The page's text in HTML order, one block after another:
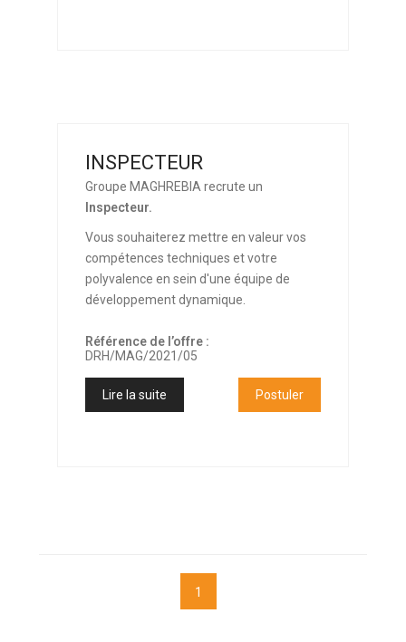
INSPECTEUR
Groupe MAGHREBIA recrute un
Inspecteur.
Vous souhaiterez mettre en valeur vos
compétences techniques et votre
polyvalence en sein d'une équipe de
développement dynamique.
Référence de l’offre :
DRH/MAG/2021/05
Lire la suite Postuler
1